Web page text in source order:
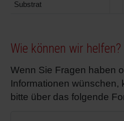
Substrat
Wie können wir helfen?
Wenn Sie Fragen haben
Informationen wünschen,
bitte über das folgende